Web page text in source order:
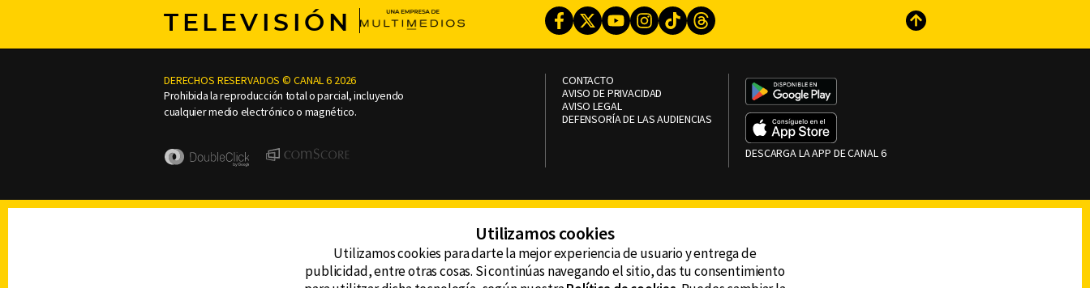
TELEVISIÓN Facebook
TwitterYoutubeInstagram
TikTokThreads Subir
DERECHOS RESERVADOS © CANAL 6 2026
Prohibida la reproducción total o parcial, incluyendo
cualquier medio electrónico o magnético.
CONTACTO
AVISO DE PRIVACIDAD
AVISO LEGAL
DEFENSORÍA DE LAS AUDIENCIAS
DESCARGA LA APP DE CANAL 6
Utilizamos cookies
Utilizamos cookies para darte la mejor experiencia de usuario y entrega de
publicidad, entre otras cosas. Si continúas navegando el sitio, das tu consentimiento